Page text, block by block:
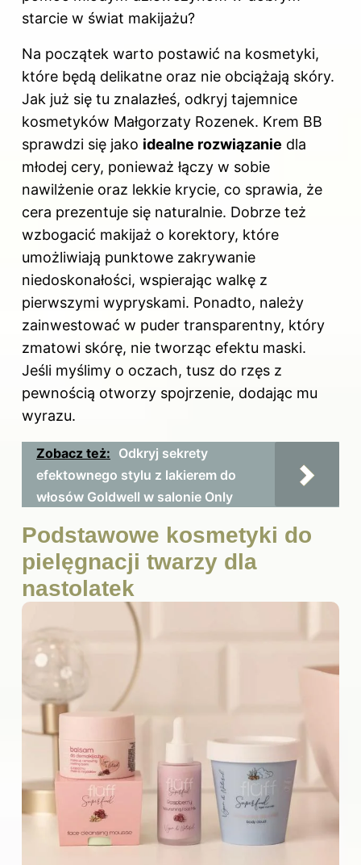
starcie w świat makijażu?
Na początek warto postawić na kosmetyki,
które będą delikatne oraz nie obciążają skóry.
Jak już się tu znalazłeś, odkryj tajemnice
kosmetyków Małgorzaty Rozenek. Krem BB
sprawdzi się jako idealne rozwiązanie dla
młodej cery, ponieważ łączy w sobie
nawilżenie oraz lekkie krycie, co sprawia, że
cera prezentuje się naturalnie. Dobrze też
wzbogacić makijaż o korektory, które
umożliwiają punktowe zakrywanie
niedoskonałości, wspierając walkę z
pierwszymi wypryskami. Ponadto, należy
zainwestować w puder transparentny, który
zmatowi skórę, nie tworząc efektu maski.
Jeśli myślimy o oczach, tusz do rzęs z
pewnością otworzy spojrzenie, dodając mu
wyrazu.
Zobacz też: Odkryj sekrety
efektownego stylu z lakierem do
włosów Goldwell w salonie Only
Podstawowe kosmetyki do
pielęgnacji twarzy dla
nastolatek